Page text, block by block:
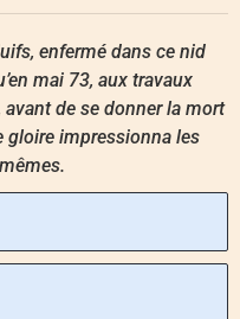
enfermé dans ce nid
mai 73, aux travaux
de se donner la mort
gloire impressionna les